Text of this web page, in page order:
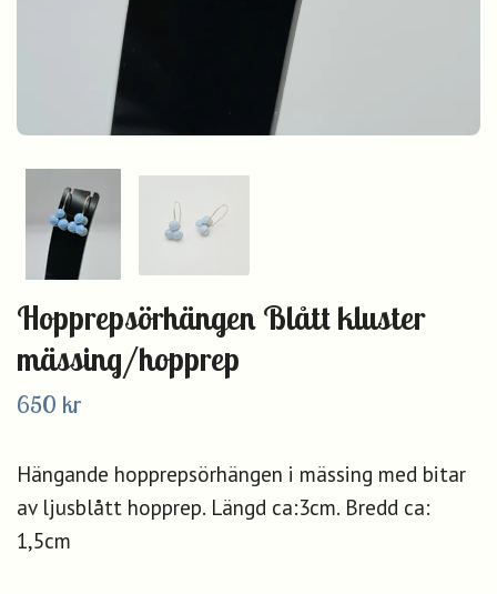
Hopprepsörhängen Blått kluster
mässing/hopprep
650 kr
Hängande hopprepsörhängen i mässing med bitar
av ljusblått hopprep. Längd ca:3cm. Bredd ca:
1,5cm